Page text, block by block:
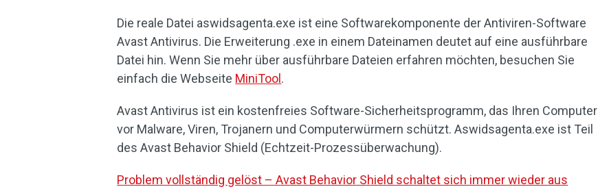
Die reale Datei aswidsagenta.exe ist eine Softwarekomponente der Antiviren-Software
Avast Antivirus. Die Erweiterung .exe in einem Dateinamen deutet auf eine ausführbare
Datei hin. Wenn Sie mehr über ausführbare Dateien erfahren möchten, besuchen Sie
einfach die Webseite MiniTool .
Avast Antivirus ist ein kostenfreies Software-Sicherheitsprogramm, das Ihren Computer
vor Malware, Viren, Trojanern und Computerwürmern schützt. Aswidsagenta.exe ist Teil
des Avast Behavior Shield (Echtzeit-Prozessüberwachung).
Problem vollständig gelöst – Avast Behavior Shield schaltet sich immer wieder aus